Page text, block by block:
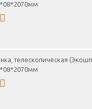
телескопическая